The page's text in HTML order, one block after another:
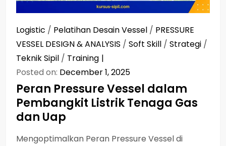
Logistic / Pelatihan Desain Vessel / PRESSURE
VESSEL DESIGN & ANALYSIS / Soft Skill / Strategi /
Teknik Sipil / Training
Posted on: December 1, 2025
Peran Pressure Vessel dalam
Pembangkit Listrik Tenaga Gas
dan Uap
Mengoptimalkan Peran Pressure Vessel di